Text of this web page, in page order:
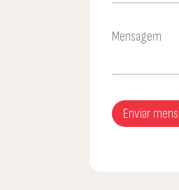
Mensagem
Enviar